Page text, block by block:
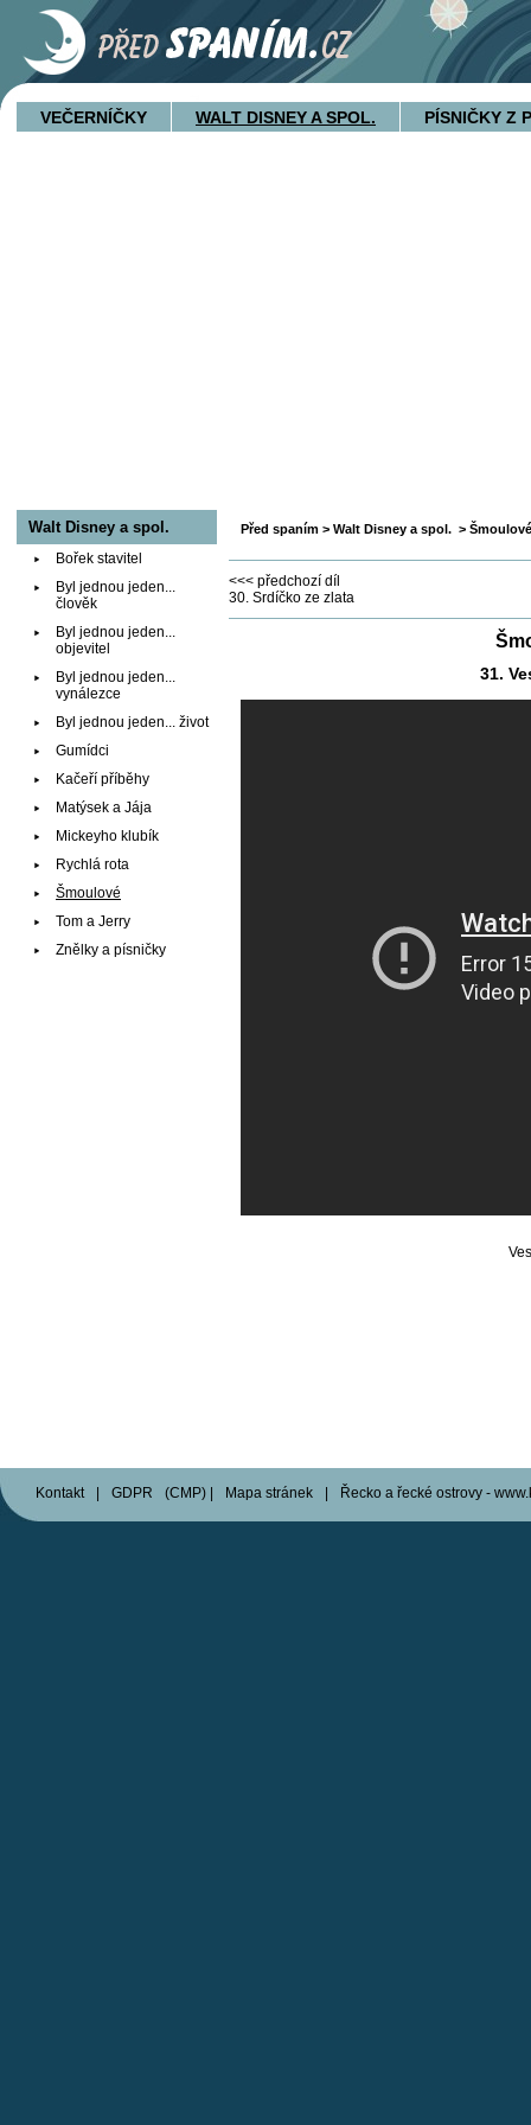
VEČERNÍČKY WALT DISNEY A SPOL. PÍSNIČKY Z
Před spaním > Walt Disney a spol. > Šmoulové
<<< předchozí díl
30. Srdíčko ze zlata
31.
Walt Disney a spol.
Bořek stavitel
Byl jednou jeden...
člověk
Byl jednou jeden...
objevitel
Byl jednou jeden...
vynálezce
Byl jednou jeden... život
Gumídci
Kačeří příběhy
Matýsek a Jája
Mickeyho klubík
Rychlá rota
Šmoulové
Tom a Jerry
Znělky a písničky
Kontakt GDPR (CMP) Mapa stránek Řecko a řecké ostrovy -